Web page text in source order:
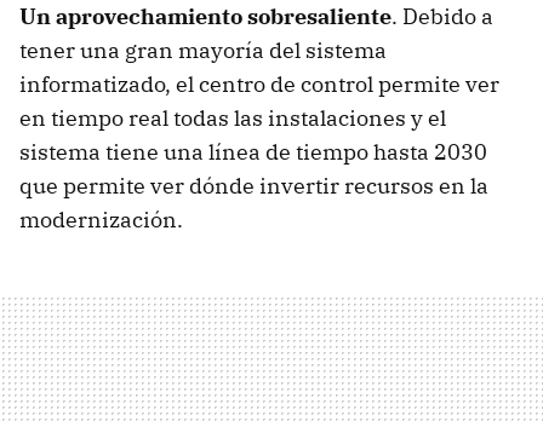
Un aprovechamiento sobresaliente. Debido a
tener una gran mayoría del sistema
informatizado, el centro de control permite ver
en tiempo real todas las instalaciones y el
sistema tiene una línea de tiempo hasta 2030
que permite ver dónde invertir recursos en la
modernización.